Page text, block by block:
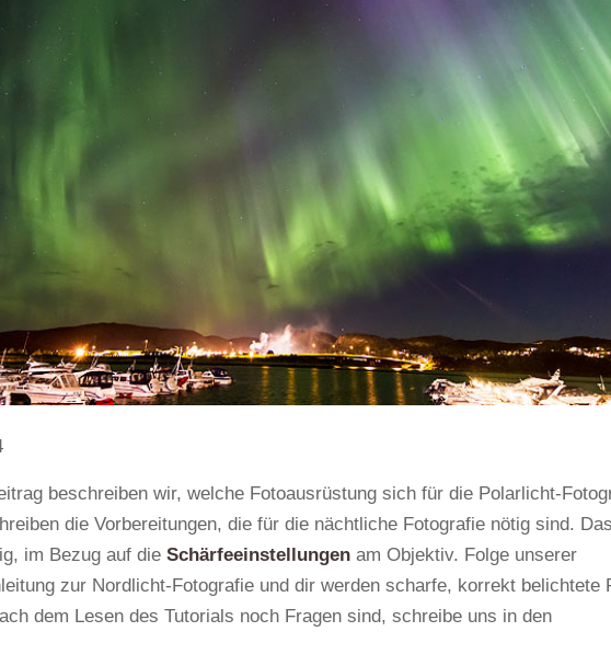
beschreiben wir, welche Fotoausrüstung sich für die Polarlicht-
die Vorbereitungen, die für die nächtliche Fotografie nötig sind.
im Bezug auf die Schärfeeinstellungenam Objektiv. Folge unserer
zur Nordlicht-Fotografie und dir werden scharfe, korrekt belichtete
dem Lesen des Tutorials noch Fragen sind, schreibe uns in den